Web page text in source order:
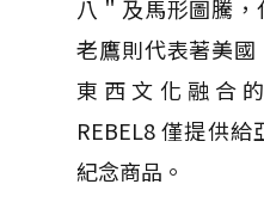
八＂及馬形圖騰
老鷹則代表著美
東西文化融合
REBEL8 僅提供
紀念商品。